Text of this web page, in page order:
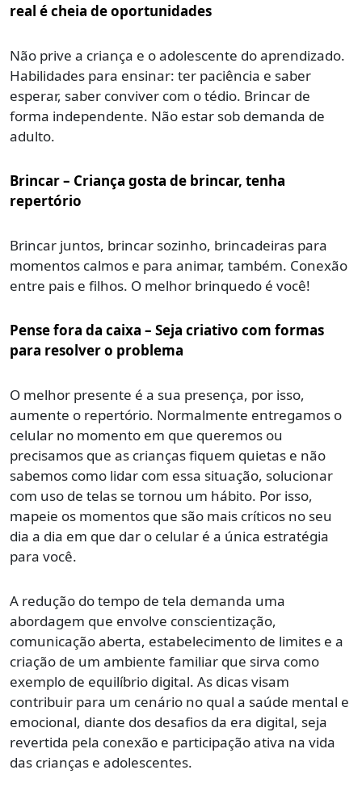
real é cheia de oportunidades
Não prive a criança e o adolescente do aprendizado.
Habilidades para ensinar: ter paciência e saber
esperar, saber conviver com o tédio. Brincar de
forma independente. Não estar sob demanda de
adulto.
Brincar – Criança gosta de brincar, tenha
repertório
Brincar juntos, brincar sozinho, brincadeiras para
momentos calmos e para animar, também. Conexão
entre pais e filhos. O melhor brinquedo é você!
Pense fora da caixa – Seja criativo com formas
para resolver o problema
O melhor presente é a sua presença, por isso,
aumente o repertório. Normalmente entregamos o
celular no momento em que queremos ou
precisamos que as crianças fiquem quietas e não
sabemos como lidar com essa situação, solucionar
com uso de telas se tornou um hábito. Por isso,
mapeie os momentos que são mais críticos no seu
dia a dia em que dar o celular é a única estratégia
para você.
A redução do tempo de tela demanda uma
abordagem que envolve conscientização,
comunicação aberta, estabelecimento de limites e a
criação de um ambiente familiar que sirva como
exemplo de equilíbrio digital. As dicas visam
contribuir para um cenário no qual a saúde mental e
emocional, diante dos desafios da era digital, seja
revertida pela conexão e participação ativa na vida
das crianças e adolescentes.